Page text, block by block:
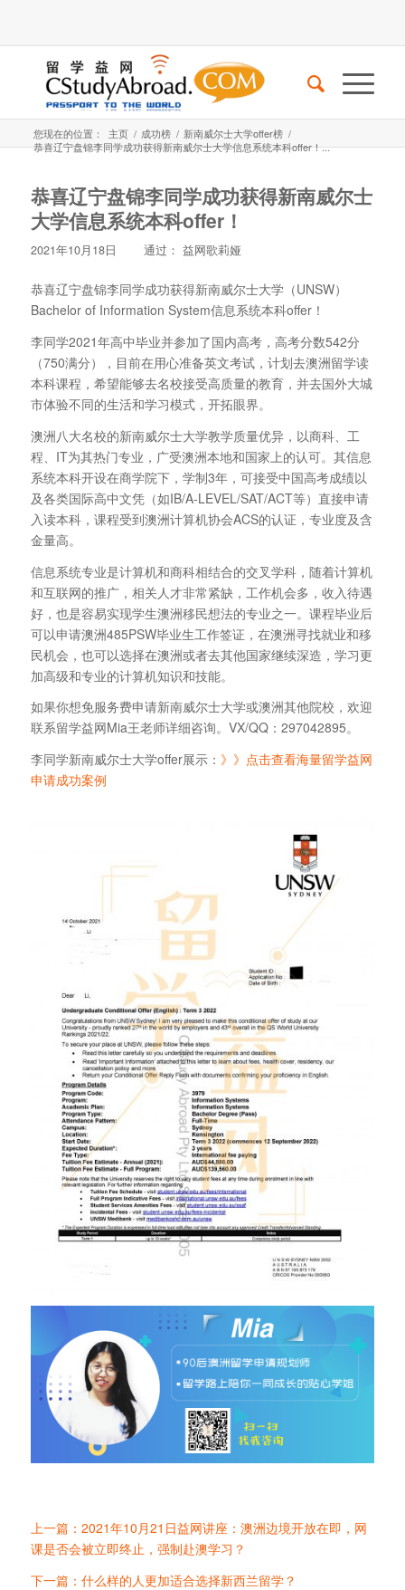
您现在的位置： 主页 / 成功榜 / 新南威尔士大学offer榜 /
恭喜辽宁盘锦李同学成功获得新南威尔士大学信息系统本科offer！...
恭喜辽宁盘锦李同学成功获得新南威尔士
大学信息系统本科offer！
2021年10月18日 通过： 益网歌莉娅
恭喜辽宁盘锦李同学成功获得新南威尔士大学（UNSW）
Bachelor of Information System信息系统本科offer！
李同学2021年高中毕业并参加了国内高考，高考分数542分
（750满分），目前在用心准备英文考试，计划去澳洲留学读
本科课程，希望能够去名校接受高质量的教育，并去国外大城
市体验不同的生活和学习模式，开拓眼界。
澳洲八大名校的新南威尔士大学教学质量优异，以商科、工
程、IT为其热门专业，广受澳洲本地和国家上的认可。其信息
系统本科开设在商学院下，学制3年，可接受中国高考成绩以
及各类国际高中文凭（如IB/A-LEVEL/SAT/ACT等）直接申请
入读本科，课程受到澳洲计算机协会ACS的认证，专业度及含
金量高。
信息系统专业是计算机和商科相结合的交叉学科，随着计算机
和互联网的推广，相关人才非常紧缺，工作机会多，收入待遇
好，也是容易实现学生澳洲移民想法的专业之一。课程毕业后
可以申请澳洲485PSW毕业生工作签证，在澳洲寻找就业和移
民机会，也可以选择在澳洲或者去其他国家继续深造，学习更
加高级和专业的计算机知识和技能。
如果你想免服务费申请新南威尔士大学或澳洲其他院校，欢迎
联系留学益网Mia王老师详细咨询。VX/QQ：297042895。
李同学新南威尔士大学offer展示： 》》点击查看海量留学益网
申请成功案例
上一篇：2021年10月21日益网讲座：澳洲边境开放在即，网
课是否会被立即终止，强制赴澳学习？
下一篇：什么样的人更加适合选择新西兰留学？